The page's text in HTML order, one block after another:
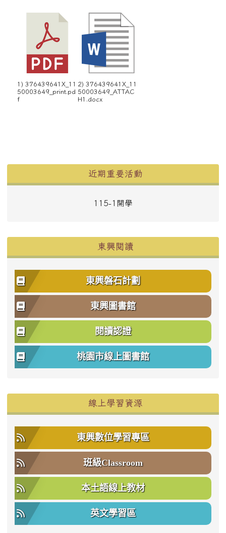
1) 376439641X_11
50003649_print.pd
f
2) 376439641X_11
50003649_ATTAC
H1.docx
近期重要活動
115-1開學
東興閱讀
東興磐石計劃
東興圖書館
閱讀認證
桃園市線上圖書館
線上學習資源
東興數位學習專區
班級Classroom
本土語線上教材
英文學習區